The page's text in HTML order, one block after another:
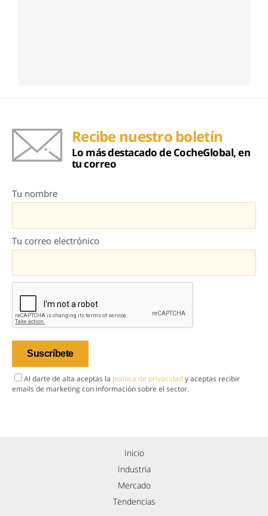
Recibe nuestro boletín
Lo más destacado de CocheGlobal, en
tu correo
Tu nombre
Tu correo electrónico
Al darte de alta aceptas la política de privacidady aceptas recibir
emails de marketing con información sobre el sector.
Inicio
Industria
Mercado
Tendencias